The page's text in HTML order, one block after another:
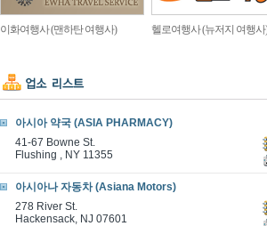
이화여행사 (맨하탄 여행사) 헬로여행사 (뉴저지 여행사)
아시아 약국 (ASIA PHARMACY)
41-67 Bowne St.
Flushing , NY 11355
아시아나 자동차 (Asiana Motors)
278 River St.
Hackensack, NJ 07601